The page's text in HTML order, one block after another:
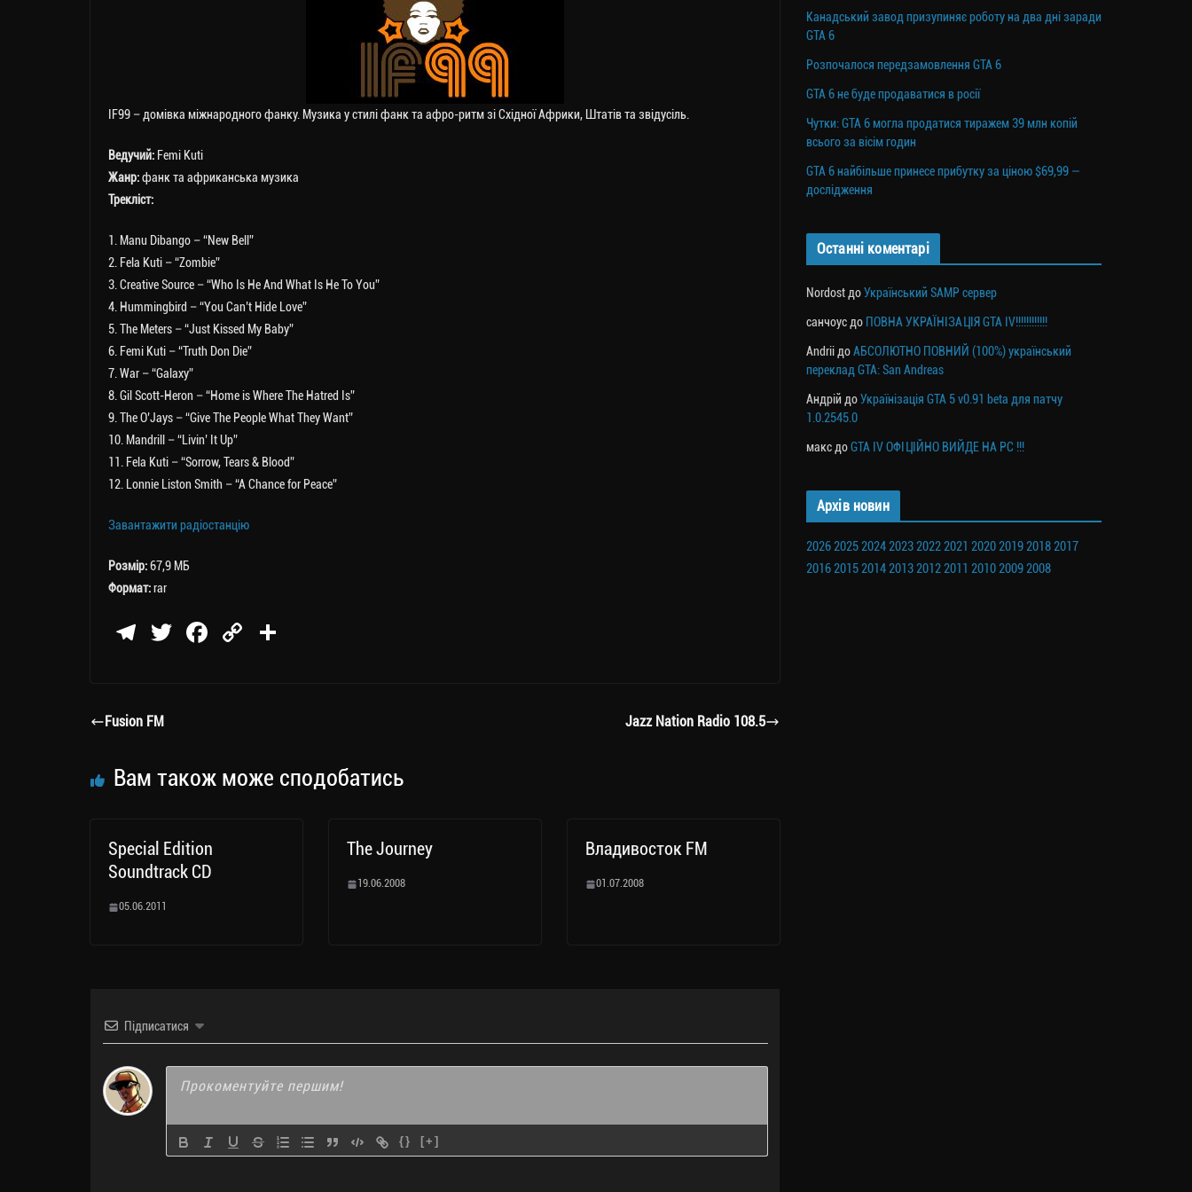
IF99 – домівка міжнародного фанку. Музика у стилі фанк та афро-ритм зі Східної Африки, Штатів та звідусіль.
Ведучий: Femi Kuti
Жанр:фанк та африканська музика
Трекліст:
1. Manu Dibango – “New Bell”
2. Fela Kuti – “Zombie”
3. Creative Source – “Who Is He And What Is He To You”
4. Hummingbird – “You Can’t Hide Love”
5. The Meters – “Just Kissed My Baby”
6. Femi Kuti – “Truth Don Die”
7. War – “Galaxy”
8. Gil Scott-Heron – “Home is Where The Hatred Is”
9. The O’Jays – “Give The People What They Want”
10. Mandrill – “Livin’ It Up”
11. Fela Kuti – “Sorrow, Tears & Blood”
12. Lonnie Liston Smith – “A Chance for Peace”
Завантажити радіостанцію
Розмір:67,9 МБ
Формат:rar
Te
a
T
Fa
C
ся
Fusion FM Jazz Nation Radio 108.5
Вам також може сподобатись
Special Edition
Soundtrack CD
05.06.2011
The Journey
19.06.2008
Владивосток FM
01.07.2008
Підписатися
{} [+]
Канадський завод призупиняє роботу на два дні заради
GTA 6
Розпочалося передзамовлення GTA 6
GTA 6 не буде продаватися в росії
Чутки: GTA 6 могла продатися тиражем 39 млн копій
всього за вісім годин
GTA 6 найбільше принесе прибутку за ціною $69,99 —
дослідження
Останні коментарі
Nordost доУкраїнський SAMP сервер
санчоус до ПОВНА УКРАЇНІЗАЦІЯ GTA IV!!!!!!!!!!!!
Andrii доАБСОЛЮТНО ПОВНИЙ (100%) український
переклад GTA: San Andreas
Андрій доУкраїнізація GTA 5 v0.91 beta для патчу
1.0.2545.0
макс доGTA IV ОФІЦІЙНО ВИЙДЕ НА PC !!!
Архів новин
202620252024202320222021 2020201920182017
201620152014201320122011 201020092008